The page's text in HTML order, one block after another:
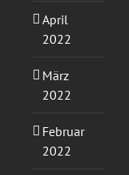
April
2022
März
2022
Februar
2022